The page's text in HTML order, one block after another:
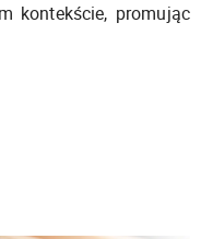
kontekście, promując